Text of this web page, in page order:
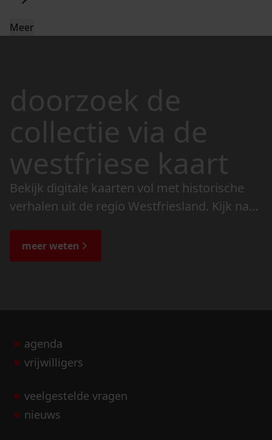
Meer
doorzoek de
collectie via de
westfriese kaart
Bekijk digitale kaarten vol met historische
verhalen uit de regio Westfriesland. Kijk naar
de bijzondere verhalen.
meer weten
agenda
vrijwilligers
veelgestelde vragen
nieuws